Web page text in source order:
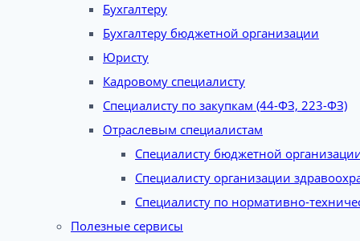
Бухгалтеру
Бухгалтеру бюджетной организации
Юристу
Кадровому специалисту
Специалисту по закупкам (44-ФЗ, 223-ФЗ)
Отраслевым специалистам
Специалисту бюджетной
Специалисту организации
Специалисту по нормативно-
Полезные сервисы